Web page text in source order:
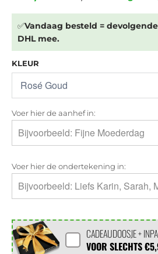
✅Vandaag besteld =
DHL mee.
KLEUR
Voer hier de aanhef in:
Voer hier de ondertekening in:
CADEAUDOOSJE +
VOOR SLECHTS